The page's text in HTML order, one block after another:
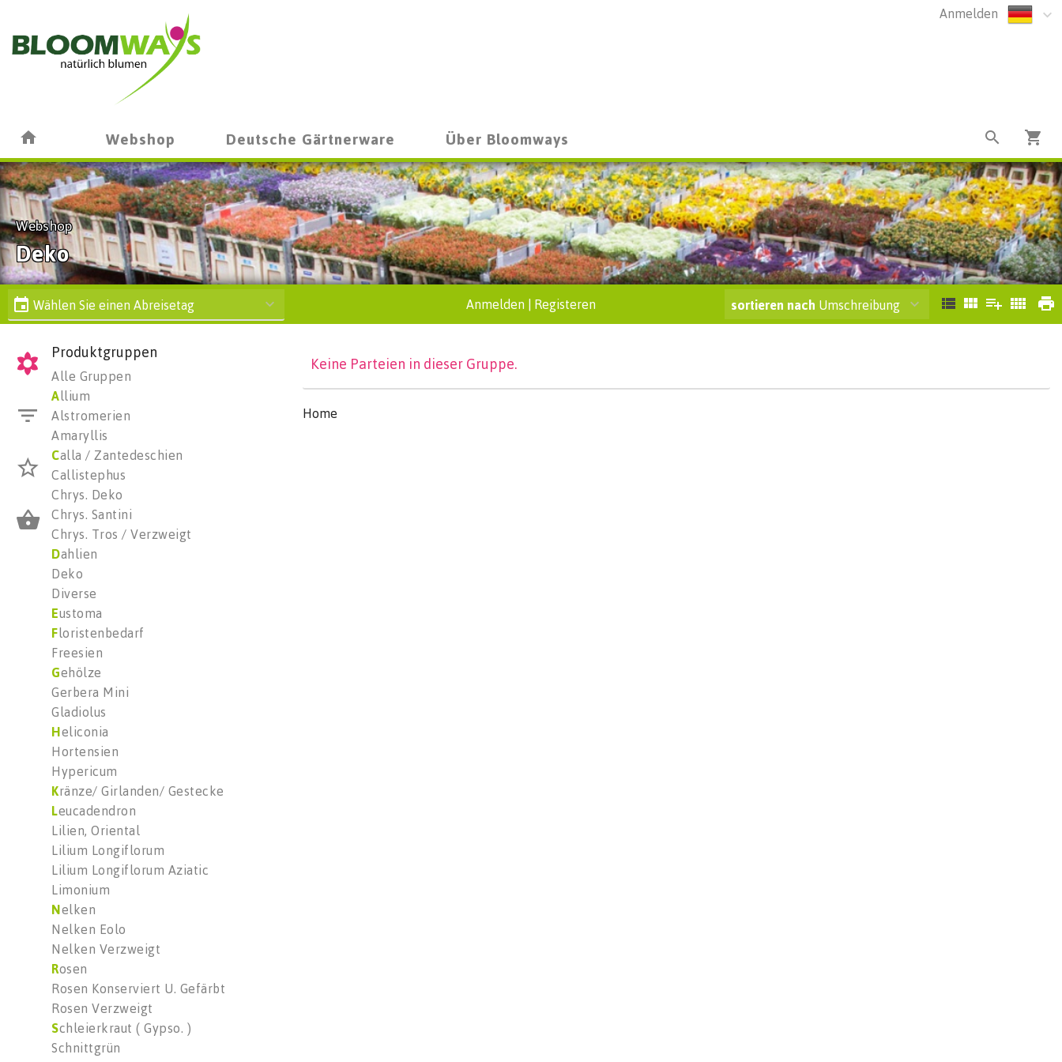
Anmelden
Webshop Deutsche Gärtnerware Über Bloomways
Webshop
Deko
Wählen Sie einen Abreisetag Anmelden Registeren sortieren nach Umschreibung
Produktgruppen
Alle Gruppen
Allium
Alstromerien
Amaryllis
Calla / Zantedeschien
Callistephus
Chrys. Deko
Chrys. Santini
Chrys. Tros / Verzweigt
Dahlien
Deko
Diverse
Eustoma
Floristenbedarf
Freesien
Gehölze
Gerbera Mini
Gladiolus
Heliconia
Hortensien
Hypericum
Kränze/ Girlanden/ Gestecke
Leucadendron
Lilien, Oriental
Lilium Longiflorum
Lilium Longiflorum Aziatic
Limonium
Nelken
Nelken Eolo
Nelken Verzweigt
Rosen
Rosen Konserviert U. Gefärbt
Rosen Verzweigt
Schleierkraut ( Gypso. )
Schnittgrün
Keine Parteien in dieser Gruppe.
Home